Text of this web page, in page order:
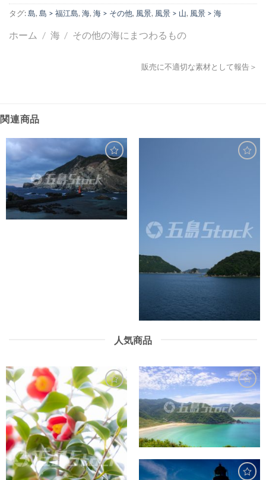
タグ:島, 島 > 福江島, 海, 海 > その他, 風景, 風景 > 山, 風景 > 海
ホーム / 海 / その他の海にまつわるもの
販売に不適切な素材として報告＞
関連商品
人気商品